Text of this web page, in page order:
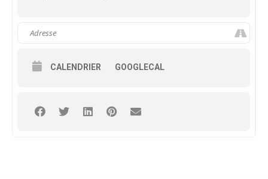
CALENDRIER GOOGLECAL